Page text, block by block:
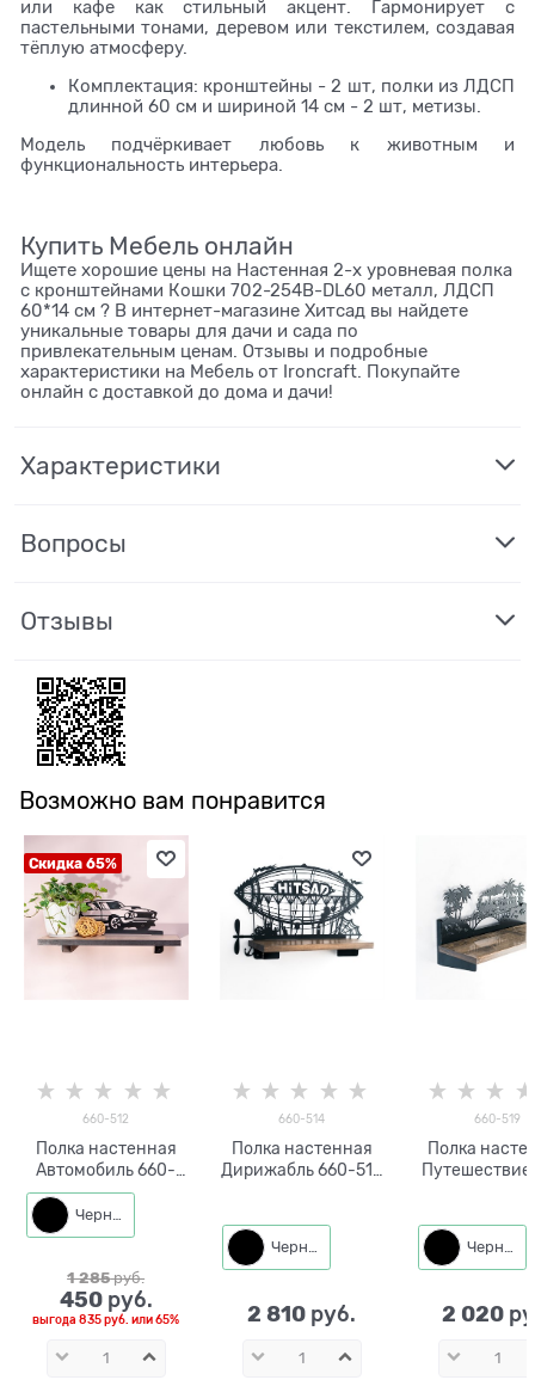
или кафе как стильный акцент. Гармонирует с
пастельными тонами, деревом или текстилем, создавая
тёплую атмосферу.
Комплектация: кронштейны - 2 шт, полки из ЛДСП
длинной 60 см и шириной 14 см - 2 шт, метизы.
Модель подчёркивает любовь к животным и
функциональность интерьера.
Купить Мебель онлайн
Ищете хорошие цены на Настенная 2-х уровневая полка
с кронштейнами Кошки 702-254B-DL60 металл, ЛДСП
60*14 см ? В интернет-магазине Хитсад вы найдете
уникальные товары для дачи и сада по
привлекательным ценам. Отзывы и подробные
характеристики на Мебель от Ironcraft. Покупайте
онлайн с доставкой до дома и дачи!
Характеристики
Вопросы
Отзывы
Возможно вам понравится
Скидка 65%
660-512
Полка настенная
Автомобиль 660-
512 ЛДСП и металл
Черный
1 285 руб.
450 руб.
выгода835 руб. или65%
660-514
Полка настенная
Дирижабль 660-514
Черный
2 810 руб.
660-519
Полка
Черный
2 020